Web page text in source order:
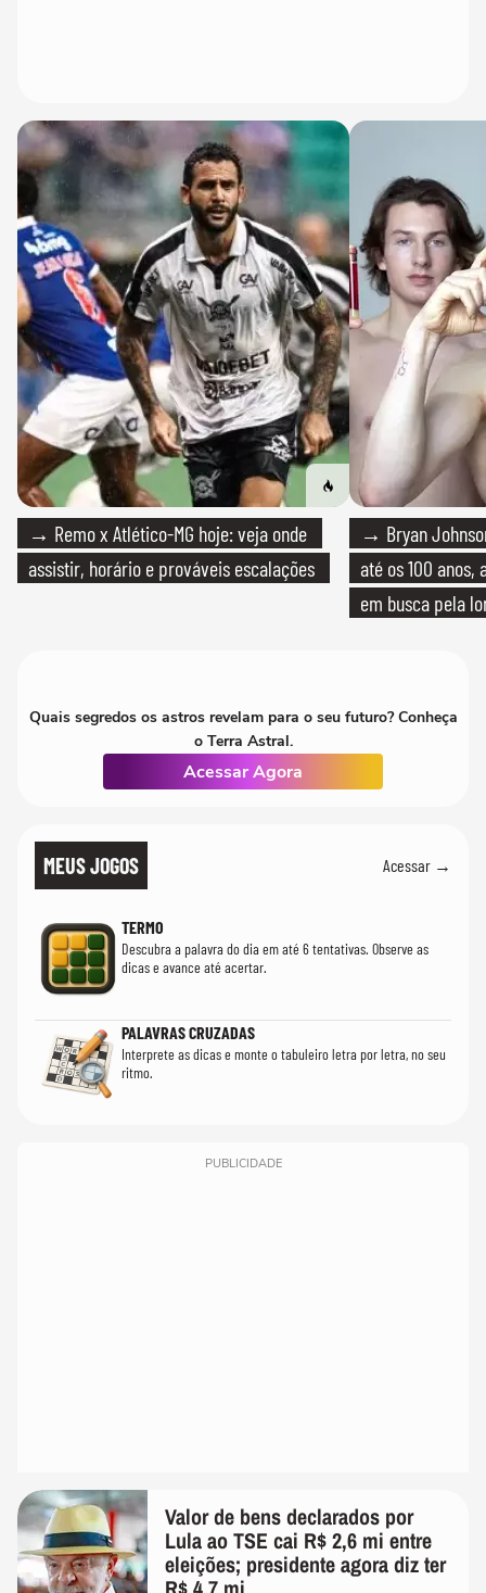
→ Remo x Atlético-MG hoje: veja onde
assistir, horário e prováveis escalações
→ Bryan
até os 100
em busca pela
Quais segredos os astros revelam para o seu futuro? Conheça
o Terra Astral.
Acessar Agora
MEUS JOGOS Acessar →
TERMO
Descubra a palavra do dia em até 6 tentativas. Observe as
dicas e avance até acertar.
PALAVRAS CRUZADAS
Interprete as dicas e monte o tabuleiro letra por letra, no seu
ritmo.
PUBLICIDADE
Valor de bens declarados por
Lula ao TSE cai R$ 2,6 mi entre
eleições; presidente agora diz ter